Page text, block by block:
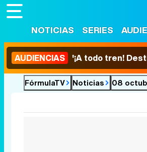
NOTICIAS SERIES
AUDIENCIAS '¡A todo tren!
FórmulaTV Noticias 08